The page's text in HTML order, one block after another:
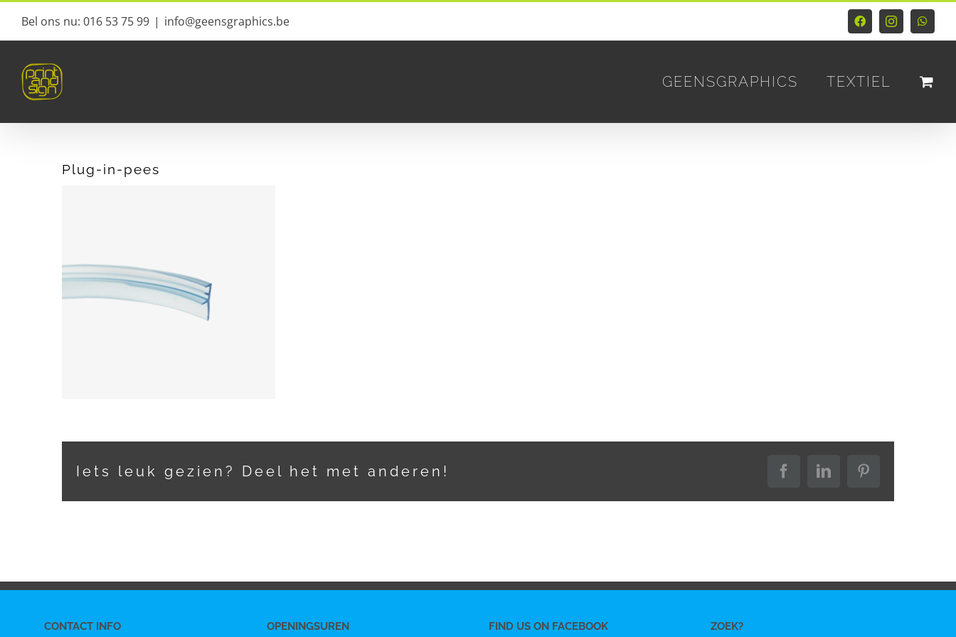
Ga
Bel ons nu: 016 53 75 99 | info@geensgraphics.be FacebookInstagram
GEENSGRAPHICS TEXTIEL
Plug-in-pees
Iets leuk gezien? Deel het met anderen! FacebookLinkedInPinterest
CONTACT INFO OPENINGSUREN FIND US ON FACEBOOK ZOEK?